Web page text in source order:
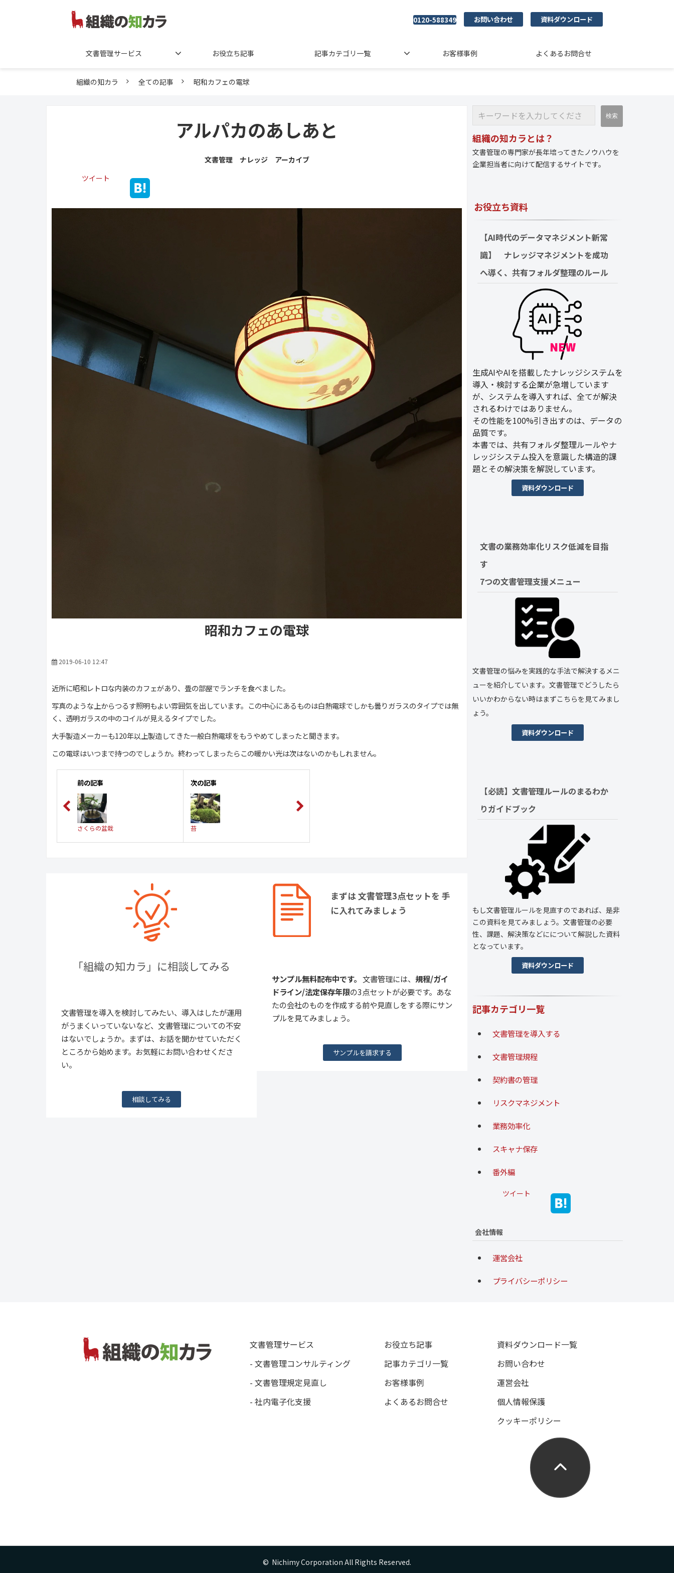
0120-588349 お問い合わせ 資料ダウンロード
文書管理サービス お役立ち記事 記事カテゴリ一覧 お客様事例 よくあるお問合せ
組織の知カラ 全ての記事 昭和カフェの電球
アルパカのあしあと
文書管理 ナレッジ アーカイブ
ツイート
昭和カフェの電球
2019-06-10 12:47
近所に昭和レトロな内装のカフェがあり、畳の部屋でランチを食べました。
写真のような上からつるす照明もよい雰囲気を出しています。この中心にあるものは白熱電球でしかも曇りガラスのタイプでは無
く、透明ガラスの中のコイルが見えるタイプでした。
大手製造メーカーも120年以上製造してきた一般白熱電球をもうやめてしまったと聞きます。
この電球はいつまで持つのでしょうか。終わってしまったらこの暖かい光は次はないのかもしれません。
前の記事
さくらの盆栽
次の記事
苔
「組織の知カラ」に相談してみる
文書管理を導入を検討してみたい、導入はしたが運用
がうまくいっていないなど、文書管理についての不安
はないでしょうか。まずは、お話を聞かせていただく
ところから始めます。お気軽にお問い合わせくださ
い。
相談してみる
まずは 文書管理3点セットを 手
に入れてみましょう
サンプル無料配布中です。 文書管理には、 規程/ガイ
ドライン/法定保存年限の3点セットが必要です。あな
たの会社のものを作成する前や見直しをする際にサン
プルを見てみましょう。
サンプルを請求する
組織の知カラとは？
文書管理の専門家が長年培ってきたノウハウを
企業担当者に向けて配信するサイトです。
お役立ち資料
【AI時代のデータマネジメント新常
識】　ナレッジマネジメントを成功
へ導く、共有フォルダ整理のルール
生成AIやAIを搭載したナレッジシステムを
導入・検討する企業が急増しています
が、システムを導入すれば、全てが解決
されるわけではありません。
その性能を100%引き出すのは、データの
品質です。
本書では、共有フォルダ整理ルールやナ
レッジシステム投入を意識した構造的課
題とその解決策を解説しています。
資料ダウンロード
文書の業務効率化リスク低減を目指
す
7つの文書管理支援メニュー
文書管理の悩みを実践的な手法で解決するメニ
ューを紹介しています。文書管理でどうしたら
いいかわからない時はまずこちらを見てみまし
ょう。
資料ダウンロード
【必読】文書管理ルールのまるわか
りガイドブック
もし文書管理ルールを見直すのであれば、是非
この資料を見てみましょう。文書管理の必要
性、課題、解決策などにについて解説した資料
となっています。
資料ダウンロード
記事カテゴリ一覧
文書管理を導入する
文書管理規程
契約書の管理
リスクマネジメント
業務効率化
スキャナ保存
番外編
ツイート
会社情報
運営会社
プライバシーポリシー
文書管理サービス
- 文書管理コンサルティング
- 文書管理規定見直し
- 社内電子化支援
お役立ち記事
記事カテゴリ一覧
お客様事例
よくあるお問合せ
資料ダウンロード一覧
お問い合わせ
運営会社
個人情報保護
クッキーポリシー
©  Nichimy Corporation All Rights Reserved.